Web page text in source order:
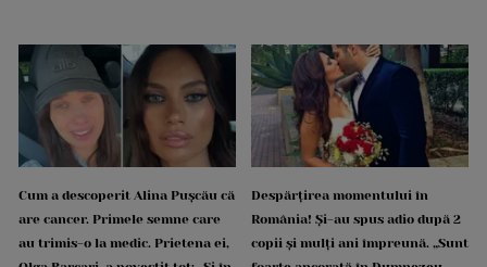
Cum a descoperit Alina Pușcău că
are cancer. Primele semne care
au trimis-o la medic. Prietena ei,
Despărțirea momentului în
România! Și-au spus adio după 2
copii și mulți ani împreună. „Sunt